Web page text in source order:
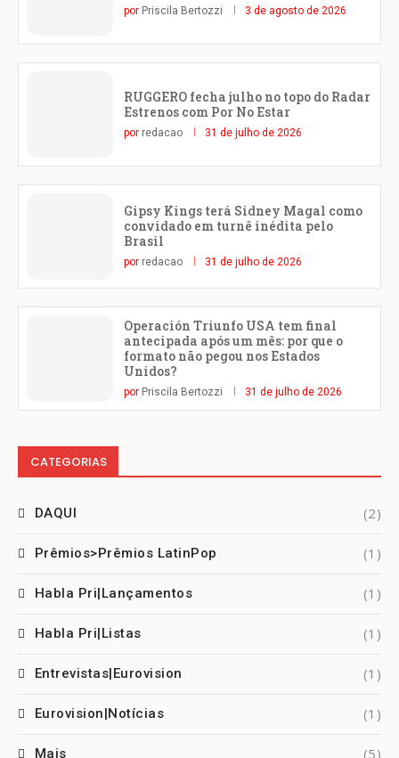
por Priscila Bertozzi 3 de agosto de 2026
RUGGERO fecha julho no topo do Radar
Estrenos com Por No Estar
por redacao 31 de julho de 2026
Gipsy Kings terá Sidney Magal como
convidado em turnê inédita pelo
Brasil
por redacao 31 de julho de 2026
Operación Triunfo USA tem final
antecipada após um mês: por que o
formato não pegou nos Estados
Unidos?
por Priscila Bertozzi 31 de julho de 2026
CATEGORIAS
DAQUI (2)
Prêmios>Prêmios LatinPop (1)
Habla Pri|Lançamentos (1)
Habla Pri|Listas (1)
Entrevistas|Eurovision (1)
Eurovision|Notícias (1)
Mais (5)